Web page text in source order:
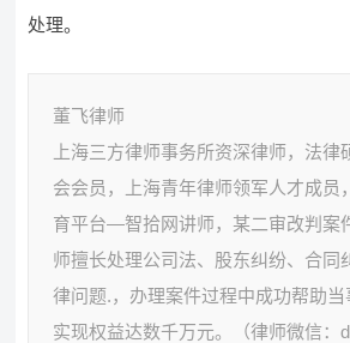
处理。
董飞律师
上海三方律师事务所资深律师，法律
会会员，上海青年律师领军人才成员
育平台—智拾网讲师，某二审改判案
师擅长处理公司法、股东纠纷、合同
律问题.，办理案件过程中成功帮助
实现权益达数千万元。（律师微信：